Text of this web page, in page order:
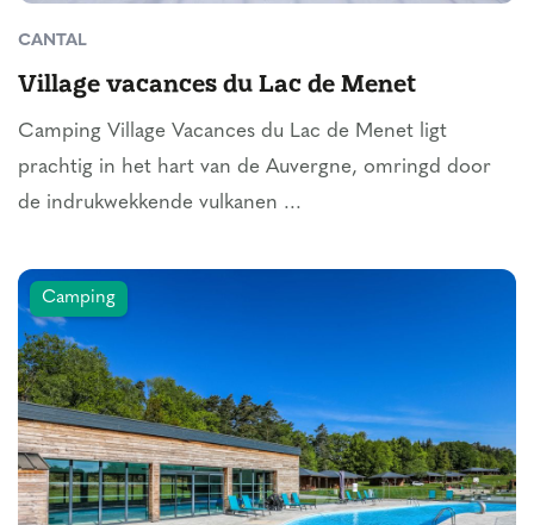
CANTAL
Village vacances du Lac de Menet
Camping Village Vacances du Lac de Menet ligt
prachtig in het hart van de Auvergne, omringd door
de indrukwekkende vulkanen ...
Camping